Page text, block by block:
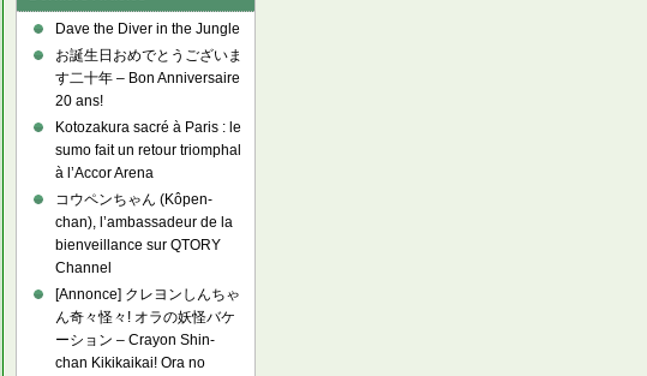
Dave the Diver in the Jungle
お誕生日おめでとうございま
す二十年 – Bon Anniversaire
20 ans!
Kotozakura sacré à Paris : le
sumo fait un retour triomphal
à l’Accor Arena
コウペンちゃん (Kôpen-
chan), l’ambassadeur de la
bienveillance sur QTORY
Channel
[Annonce] クレヨンしんちゃ
ん奇々怪々! オラの妖怪バケ
ーション – Crayon Shin-
chan Kikikaikai! Ora no